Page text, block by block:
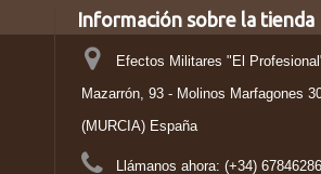
Información sobre la tienda
Efectos Militares "El
Mazarrón, 93 - Molinos Marfagones
(MURCIA) España
Llámanos ahora: (+34)